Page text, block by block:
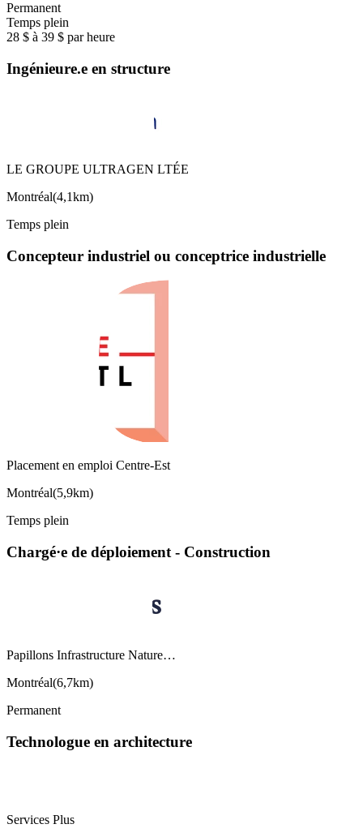
Permanent
Temps plein
28 $ à 39 $ par heure
Ingénieure.e en structure
LE GROUPE ULTRAGEN LTÉE
Montréal(4,1km)
Temps plein
Concepteur industriel ou conceptrice industrielle
Placement en emploi Centre-Est
Montréal(5,9km)
Temps plein
Chargé·e de déploiement - Construction
Papillons Infrastructure Nature…
Montréal(6,7km)
Permanent
Technologue en architecture
Services Plus